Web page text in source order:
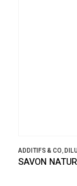
ADDITIFS & CO,
SAVON